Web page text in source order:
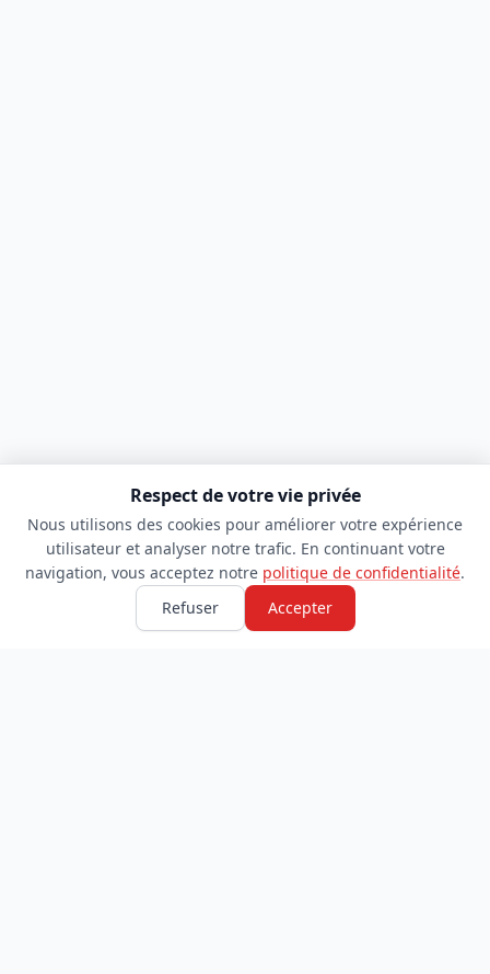
Respect de votre vie privée
Nous utilisons des cookies pour améliorer votre expérience
utilisateur et analyser notre trafic. En continuant votre
navigation, vous acceptez notre politique de confidentialité.
Refuser
Accepter